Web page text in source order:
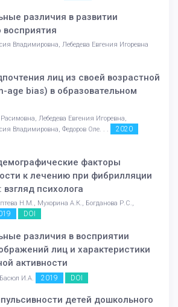
различия в развитии
восприятия
Владимировна, Лебедева Евгения Игоревна
лиц из своей возрастной
age bias) в образовательном
Лебедева Евгения Игоревна,
Владимировна, Федоров Оле. . .
2020
факторы
к лечению при фибрилляции
психолога
Н.М., Мухорина А.К., Богданова Р.С.,
DOI
различия в восприятии
лиц и характеристики
активности
И.А. 2019 DOI
детей дошкольного